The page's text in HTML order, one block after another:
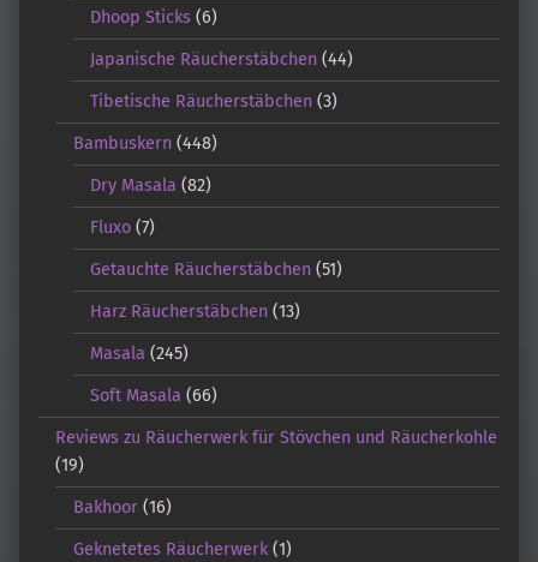
Dhoop Sticks (6)
Japanische Räucherstäbchen (44)
Tibetische Räucherstäbchen (3)
Bambuskern(448)
Dry Masala (82)
Fluxo (7)
Getauchte Räucherstäbchen (51)
Harz Räucherstäbchen (13)
Masala (245)
Soft Masala (66)
Reviews zu Räucherwerk für Stövchen und Räucherkohle
(19)
Bakhoor(16)
Geknetetes Räucherwerk(1)